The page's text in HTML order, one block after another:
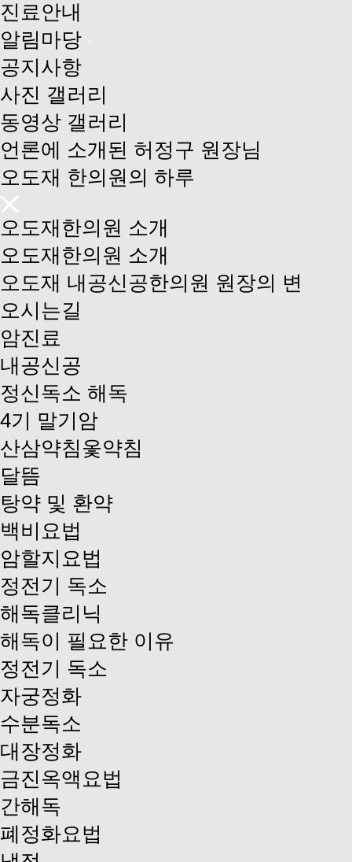
진료안내
알림마당
공지사항
사진 갤러리
동영상 갤러리
언론에 소개된 허정구 원장님
오도재 한의원의 하루
오도재한의원 소개
오도재한의원 소개
오도재 내공신공한의원 원장의 변
오시는길
암진료
내공신공
정신독소 해독
4기 말기암
산삼약침옻약침
달뜸
탕약 및 환약
백비요법
암할지요법
정전기 독소
해독클리닉
해독이 필요한 이유
정전기 독소
자궁정화
수분독소
대장정화
금진옥액요법
간해독
폐정화요법